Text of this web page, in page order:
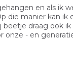
en als ik
die manier kan ik
draag ook
- en